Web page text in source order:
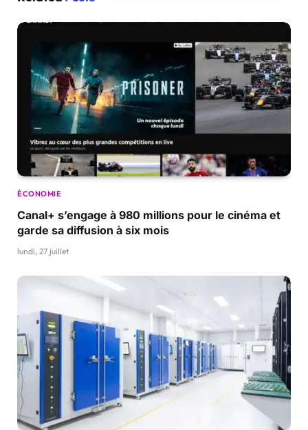
ÉCONOMIE
Canal+ s’engage à 980 millions pour le cinéma et
garde sa diffusion à six mois
lundi, 27 juillet